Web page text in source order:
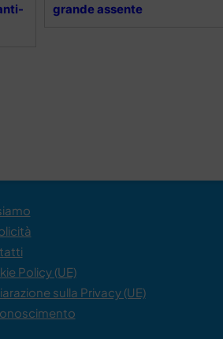
grande assente
Policy (UE)
sulla Privacy (UE)